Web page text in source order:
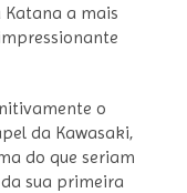
a mais
o
da Kawasaki,
do que seriam
sua primeira